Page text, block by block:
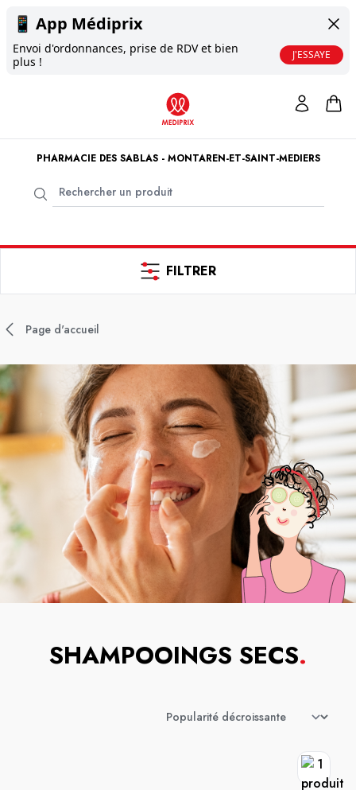
📱 App Médiprix
Envoi d'ordonnances, prise de RDV et bien
plus !
J'ESSAYE
PHARMACIE DES SABLAS - MONTAREN-ET-SAINT-MEDIERS
FILTRER
Page d'accueil
SHAMPOOINGS SECS.